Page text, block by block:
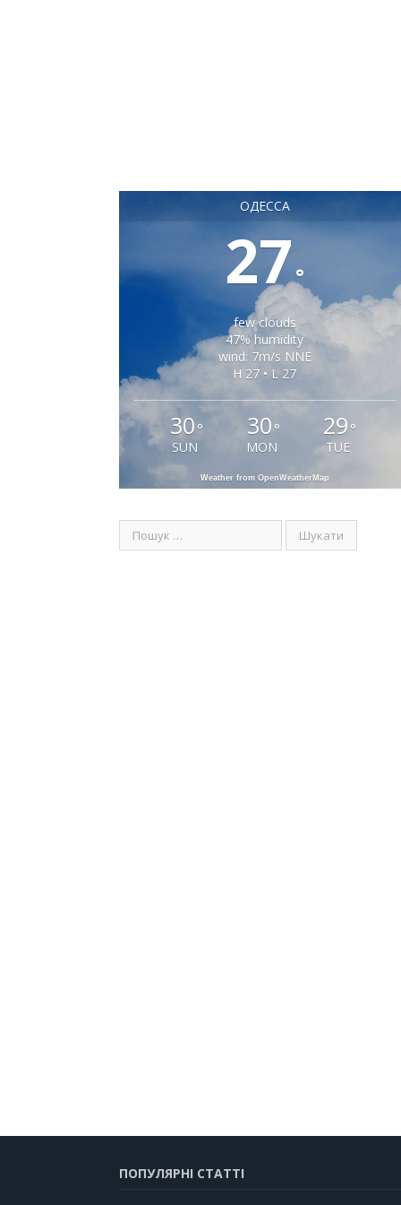
ОДЕССА
27°
few clouds
47% humidity
wind: 7m/s NNE
H 27 • L 27
30 °
SUN
30 °
MON
29 °
TUE
Weather from OpenWeatherMap
ПОПУЛЯРНІ СТАТТІ